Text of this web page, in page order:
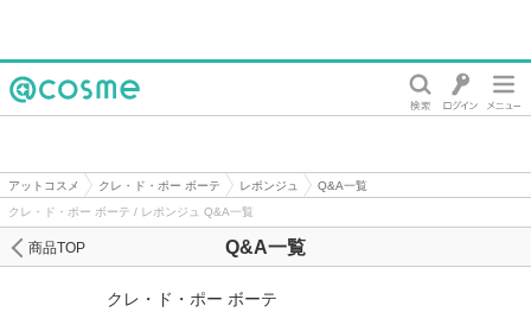
アットコスメ クレ・ド・ポー ボーテ レポンジュ
Q&A一覧
クレ・ド・ポー ボーテ / レポンジュ Q&A一覧
Q&A一覧
商品TOP
クレ・ド・ポー ボーテ